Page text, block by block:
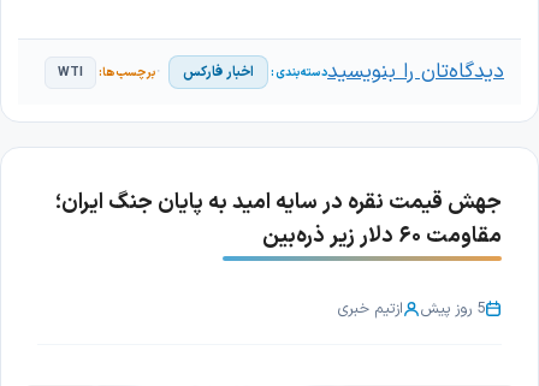
اخبار فارکس WTI دیدگاه‌تان را بنویسید
جهش قیمت نقره در سایه امید به پایان جنگ ایران؛
مقاومت ۶۰ دلار زیر ذره‌بین
5 روز پیش ازتیم خبری